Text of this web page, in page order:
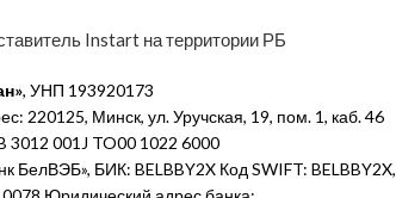
Instart на территории РБ
, УНП 193920173
220125, Минск, ул. Уручская, 19, пом. 1, каб. 46
3012 001J TO00 1022 6000
БелВЭБ», БИК: BELBBY2X Код SWIFT: BELBBY2X,